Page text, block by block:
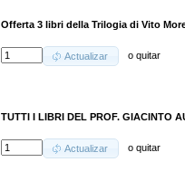
Offerta 3 libri della Trilogia di Vito
Actualizar oquitar
TUTTI I LIBRI DEL PROF. GIACINTO
Actualizar oquitar